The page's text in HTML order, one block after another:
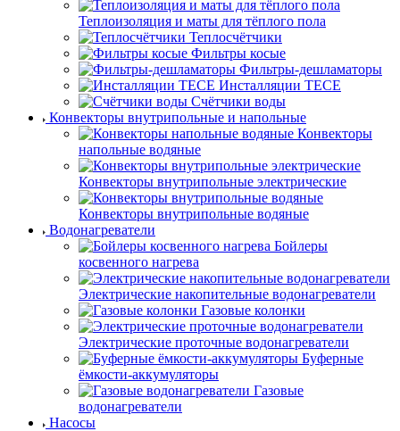
Теплоизоляция и маты для тёплого пола
Теплосчётчики
Фильтры косые
Фильтры-дешламаторы
Инсталляции TECE
Счётчики воды
Конвекторы внутрипольные и напольные
Конвекторы
напольные водяные
Конвекторы внутрипольные электрические
Конвекторы внутрипольные водяные
Водонагреватели
Бойлеры
косвенного нагрева
Электрические накопительные водонагреватели
Газовые колонки
Электрические проточные водонагреватели
Буферные
ёмкости-аккумуляторы
Газовые
водонагреватели
Насосы